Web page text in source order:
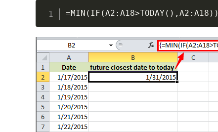
=MIN(IF(A2:A18>TODAY(),A2:A18))